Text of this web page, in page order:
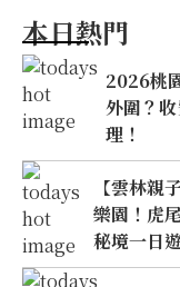
本日熱門
2026桃
外圍？
理！
【雲林親
樂園！虎
秘境一日